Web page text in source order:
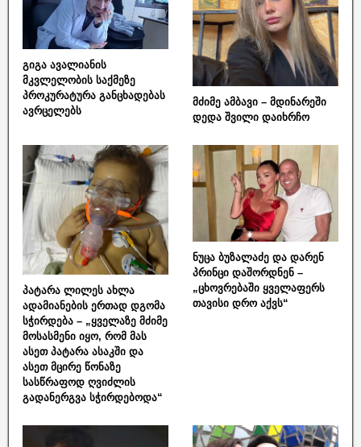
გიგა ავალიანის
მკვლელობის საქმეზე
პროკურატურა განცხადებას
ავრცელებს
მძიმე ამბავი – მდინარეში
დედა შვილი დაიხრჩო
პატარა ლილეს ახლა
ადამიანების ერთად დგომა
სჭირდება – „ყველაზე მძიმე
მოსასმენი იყო, რომ მას
ასეთ პატარა ასაკში და
ასეთ მცირე წონაზე
სასწრაფოდ ღვიძლის
გადანერგვა სჭირდებოდა“
ნუცა ბუზალაძე და დარენ
პრინცი დაშორდნენ –
„ცხოვრებაში ყველაფერს
თავისი დრო აქვს“